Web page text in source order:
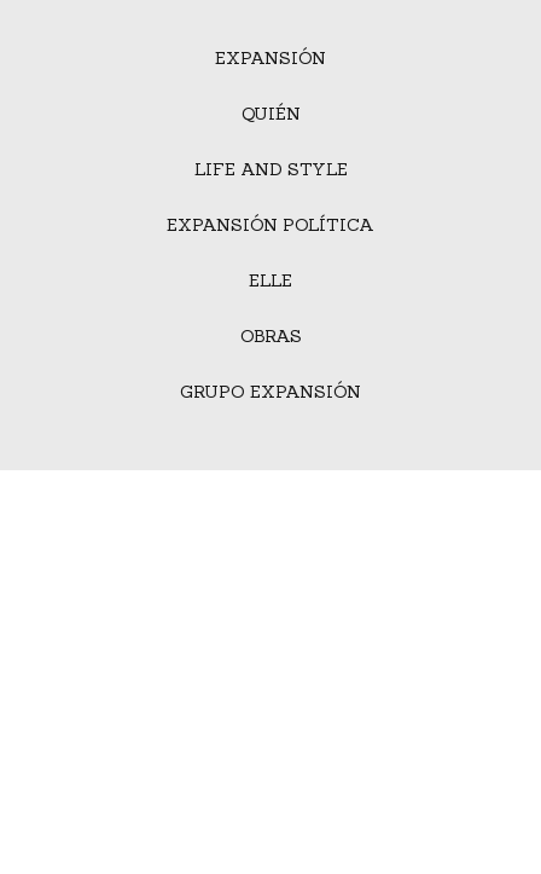
EXPANSIÓN
QUIÉN
LIFE AND STYLE
EXPANSIÓN POLÍTICA
ELLE
OBRAS
GRUPO EXPANSIÓN